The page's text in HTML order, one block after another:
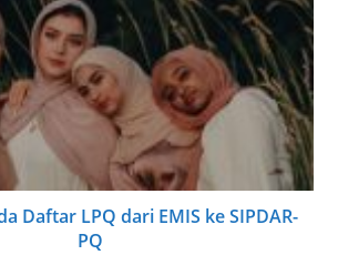
Daftar LPQ dari EMIS ke SIPDAR-
PQ